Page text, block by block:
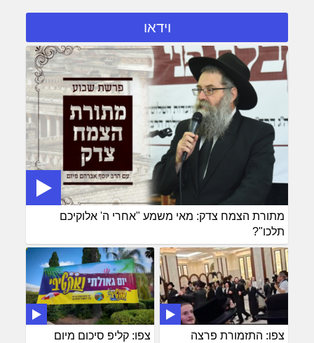
וידאו
מתורת הצמח צדק: מאי משמע "אחרי ה' אלוקיכם
תלכו"?
צפו: קליפ סיכום מיום
צפו: התזמורת פרצה